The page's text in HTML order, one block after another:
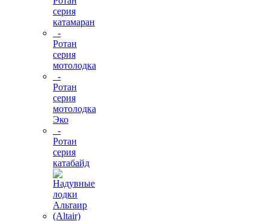
серия
катамаран
-
Ротан
серия
мотолодка
-
Ротан
серия
мотолодка
Эко
-
Ротан
серия
катабайд